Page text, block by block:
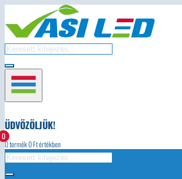
0
ÜDVÖZÖLJÜK!
0termék0Ft értékben